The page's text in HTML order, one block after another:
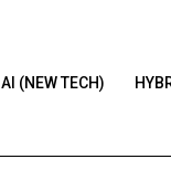
AI (NEW TECH)